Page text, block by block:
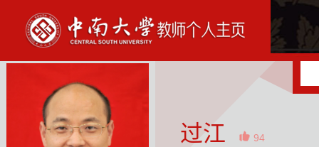
过江 94